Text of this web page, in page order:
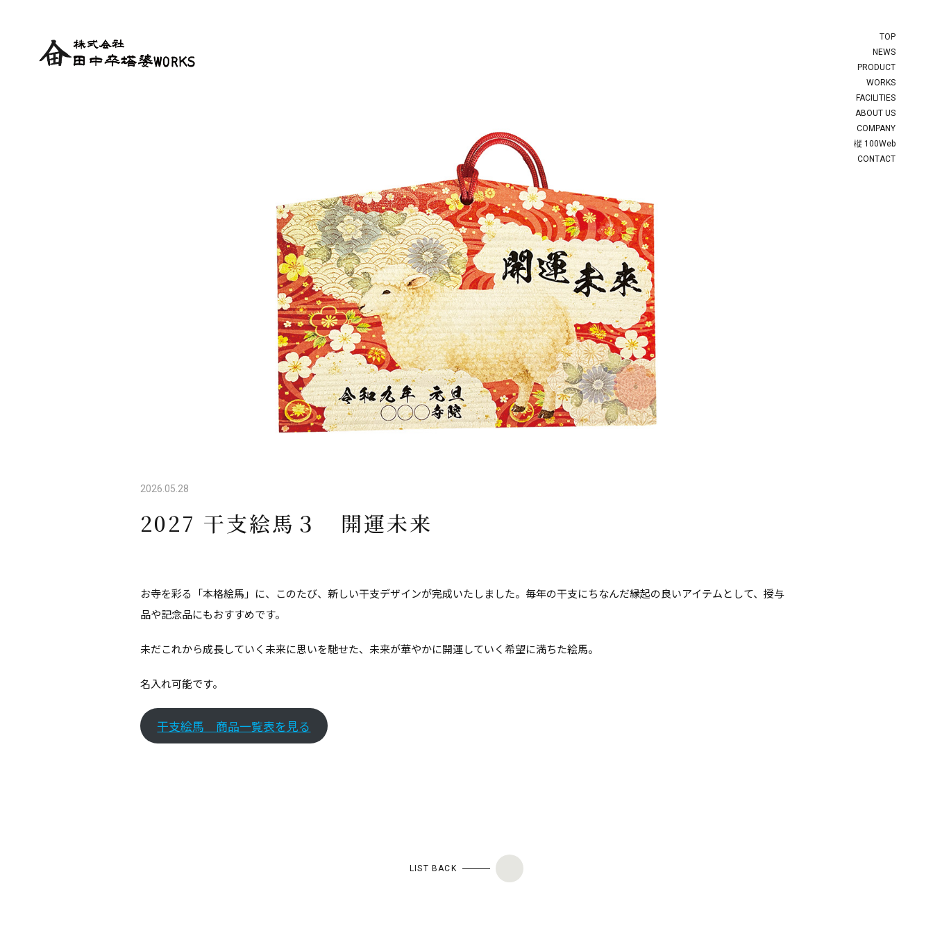
TOP
NEWS
PRODUCT
WORKS
FACILITIES
ABOUT US
COMPANY
樅 100Web
CONTACT
2026.05.28
2027 干支絵馬３ 開運未来
お寺を彩る「本格絵馬」に、このたび、新しい干支デザインが完成いたしました。毎年の干支にちなんだ縁起の良いアイテムとして、授与
品や記念品にもおすすめです。
未だこれから成長していく未来に思いを馳せた、未来が華やかに開運していく希望に満ちた絵馬。
名入れ可能です。
干支絵馬 商品一覧表を見る
LIST BACK